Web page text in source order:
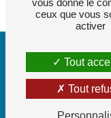
Vistalid -
vous donne le
ceux que vous
activer
Tout
Tout